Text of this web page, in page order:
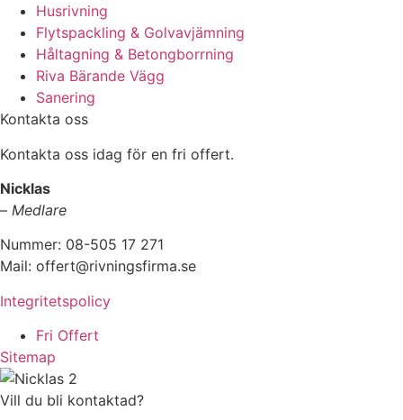
Husrivning
Flytspackling & Golvavjämning
Håltagning & Betongborrning
Riva Bärande Vägg
Sanering
Kontakta oss
Kontakta oss idag för en fri offert.
Nicklas
– Medlare
Nummer: 08-505 17 271
Mail: offert@rivningsfirma.se
Integritetspolicy
Fri Offert
Sitemap
Vill du bli kontaktad?